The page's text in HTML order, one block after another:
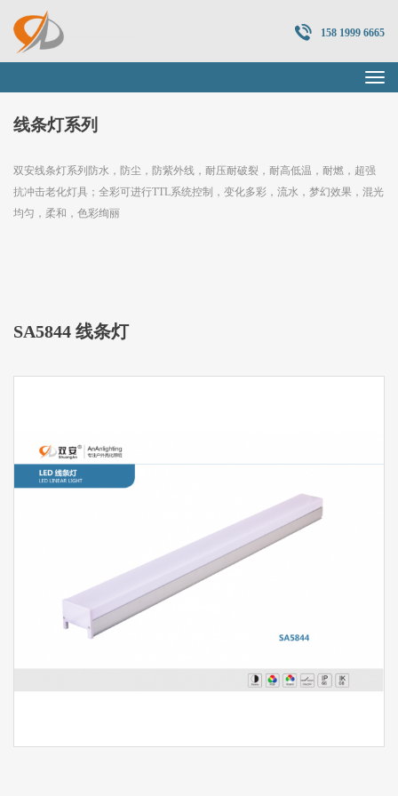
158 1999 6665
线条灯系列
双安线条灯系列防水，防尘，防紫外线，耐压耐破裂，耐高低温，耐燃，超强
抗冲击老化灯具；全彩可进行TTL系统控制，变化多彩，流水，梦幻效果，混光
均匀，柔和，色彩绚丽
SA5844 线条灯